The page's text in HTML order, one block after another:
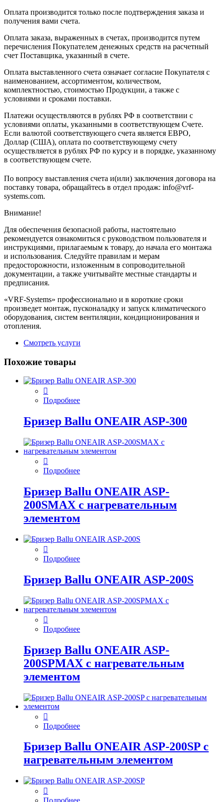
Оплата производится только после подтверждения заказа и
получения вами счета.
Оплата заказа, выраженных в счетах, производится путем
перечисления Покупателем денежных средств на расчетный
счет Поставщика, указанный в счете.
Оплата выставленного счета означает согласие Покупателя с
наименованием, ассортиментом, количеством,
комплектностью, стоимостью Продукции, а также с
условиями и сроками поставки.
Платежи осуществляются в рублях РФ в соответствии с
условиями оплаты, указанными в соответствующем Счете.
Если валютой соответствующего счета является ЕВРО,
Доллар (США), оплата по соответствующему cчету
осуществляется в рублях РФ по курсу и в порядке, указанному
в соответствующем cчете.
По вопросу выставления счета и(или) заключения договора на
поставку товара, обращайтесь в отдел продаж: info@vrf-
systems.com.
Внимание!
Для обеспечения безопасной работы, настоятельно
рекомендуется ознакомиться с руководством пользователя и
инструкциями, прилагаемым к товару, до начала его монтажа
и использования. Следуйте правилам и мерам
предосторожности, изложенным в сопроводительной
документации, а также учитывайте местные стандарты и
предписания.
«VRF-Systems» профессионально и в короткие сроки
произведет монтаж, пусконаладку и запуск климатического
оборудования, систем вентиляции, кондиционирования и
отопления.
Смотреть услуги
Похожие товары
Подробнее
Бризер Ballu ONEAIR ASP-300
Подробнее
Бризер Ballu ONEAIR ASP-
200SMAX с нагревательным
элементом
Подробнее
Бризер Ballu ONEAIR ASP-200S
Подробнее
Бризер Ballu ONEAIR ASP-
200SPMAX с нагревательным
элементом
Подробнее
Бризер Ballu ONEAIR ASP-200SP с
нагревательным элементом